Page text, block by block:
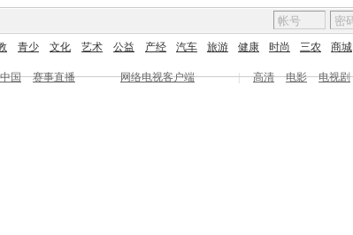
青少 文化 艺术 公益 产经 汽车 旅游 健康 时尚 三农 商城
国 赛事直播 网络电视客户端 | 高清 电影 电视剧